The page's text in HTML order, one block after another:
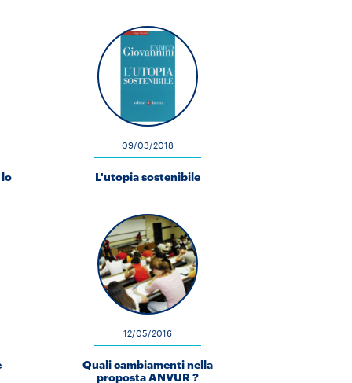
lo
09/03/2018
L'utopia sostenibile
12/05/2016
Quali cambiamenti nella
proposta ANVUR ?